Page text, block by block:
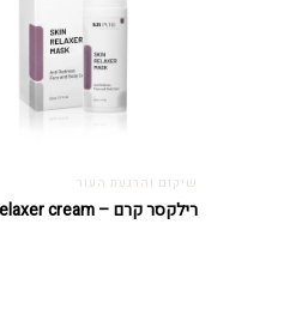
שיקום והרגעת העור
רילקסר קרם – Skin relaxer cream